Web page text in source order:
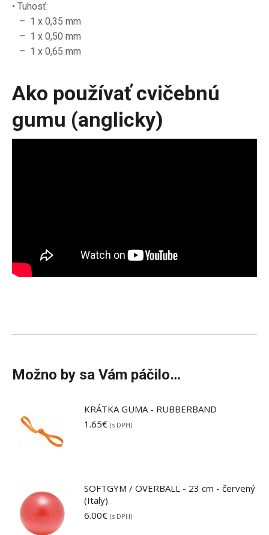
• Tuhosť:
– 1 x 0,35 mm
– 1 x 0,50 mm
– 1 x 0,65 mm
Ako používať cvičebnú
gumu (anglicky)
Možno by sa Vám páčilo…
KRÁTKA GUMA - RUBBERBAND
1.65€ (s DPH)
SOFTGYM / OVERBALL - 23 cm - červený
(Italy)
6.00€ (s DPH)